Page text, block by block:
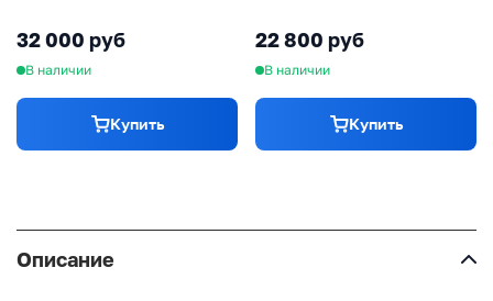
32 000 руб
В наличии
Купить
22 800 руб
В наличии
Купить
Описание